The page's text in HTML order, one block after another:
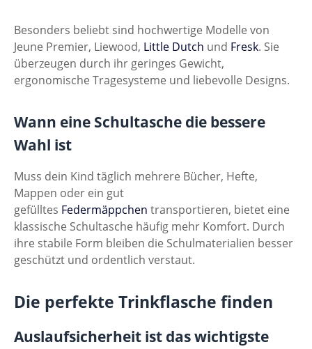
Besonders beliebt sind hochwertige Modelle von
Jeune Premier, Liewood, Little Dutch und Fresk. Sie
überzeugen durch ihr geringes Gewicht,
ergonomische Tragesysteme und liebevolle Designs.
Wann eine Schultasche die bessere
Wahl ist
Muss dein Kind täglich mehrere Bücher, Hefte,
Mappen oder ein gut
gefülltes Federmäppchen transportieren, bietet eine
klassische Schultasche häufig mehr Komfort. Durch
ihre stabile Form bleiben die Schulmaterialien besser
geschützt und ordentlich verstaut.
Die perfekte Trinkflasche finden
Auslaufsicherheit ist das wichtigste